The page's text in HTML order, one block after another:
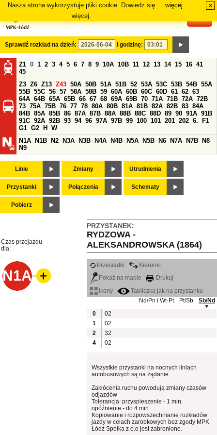
Nasza strona wykorzystuje pliki cookie. Dowiedz się
więcej.
więcej x
Sprawdź rozkład na dzień: i godzinę:
Z1 0 1 2 3 4 5 6 7 8 9 10A 10B 11 12 13 14 15 16 41
45
Z3 Z6 Z13 Z43 50A 50B 51A 51B 52 53A 53C 53B 54B 55A
55B 55C 56 57 58A 58B 59 60A 60B 60C 60D 61 62 63
64A 64B 65A 65B 66 67 68 69A 69B 70 71A 71B 72A 72B
73 75A 75B 76 77 78 80A 80B 81A 81B 82A 82B 83 84A
84B 85A 85B 86 87A 87B 88A 88B 88C 88D 89 90 91A 91B
91C 92A 92B 93 94 96 97A 97B 99 100 101 201 202 6.
F1
G1 G2 H
W
N1A
N1B N2 N3A N3B N4A N4B N5A N5B N6 N7A N7B
N8
N9
Linie Zmiany Utrudnienia
Przystanki Połączenia Schematy
Pobierz
PRZYSTANEK:
RYDZOWA -
ALEKSANDROWSKA (1864)
Czas przejazdu
dla:
N1A
Przesiadki
Kierunki
Pokaż na mapie
Drukuj
ikony
Tabliczka jak na przystanku
Nd/Pn i Wt-Pt
Pt/Sb
Sb/Nd
0
02
1
02
2
32
4
02
Wszystkie przystanki na nocnych liniach
autobusowych są na żądanie.
Zakłócenia ruchu powodują zmiany czasów
odjazdów
Tolerancja: przyspieszenie - 1 min.
opóźnienie - do 4 min.
Kopiowanie i rozpowszechnianie rozkładów
jazdy w celach zarobkowych bez zgody MPK
Łódź Spółka z o.o jest zabronione.